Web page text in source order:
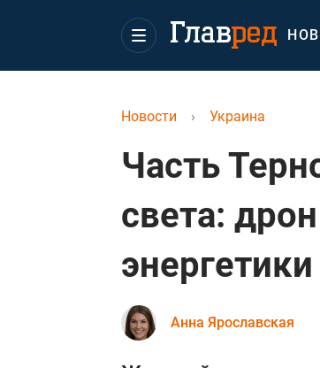
Новости › Украина
Часть
света:
энергетики
Анна Ярославская